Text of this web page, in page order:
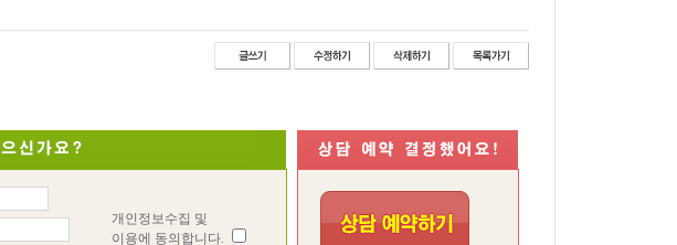
개인정보수집 및
이용에 동의합니다.